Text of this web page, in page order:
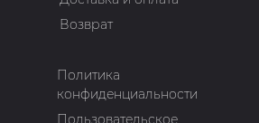
Возврат
Политика
конфиденциальности
Пользовательское